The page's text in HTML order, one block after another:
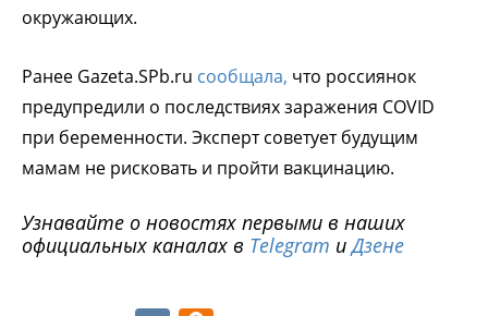
окружающих.
Ранее Gazeta.SPb.ru сообщала, что россиянок
предупредили о последствиях заражения COVID
при беременности. Эксперт советует будущим
мамам не рисковать и пройти вакцинацию.
Узнавайте о новостях первыми в наших
официальных каналах в Telegram иДзене